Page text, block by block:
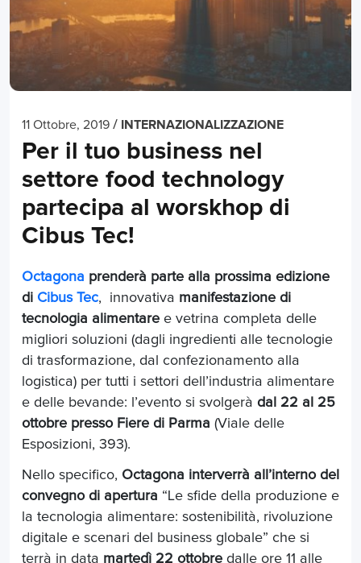
11 Ottobre, 2019 / INTERNAZIONALIZZAZIONE
Per il tuo business nel
settore food technology
partecipa al worskhop di
Cibus Tec!
Octagona prenderà parte alla prossima edizione
di Cibus Tec, innovativa manifestazione di
tecnologia alimentare e vetrina completa delle
migliori soluzioni (dagli ingredienti alle tecnologie
di trasformazione, dal confezionamento alla
logistica) per tutti i settori dell’industria alimentare
e delle bevande: l’evento si svolgerà dal 22 al 25
ottobre presso Fiere di Parma (Viale delle
Esposizioni, 393).
Nello specifico, Octagona interverrà all’interno del
convegno di apertura “Le sfide della produzione e
la tecnologia alimentare: sostenibilità, rivoluzione
digitale e scenari del business globale” che si
terrà in data martedì 22 ottobre dalle ore 11 alle